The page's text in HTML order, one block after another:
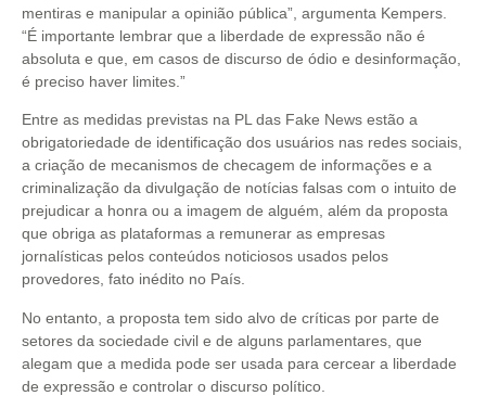
mentiras e manipular a opinião pública”, argumenta Kempers.
“É importante lembrar que a liberdade de expressão não é
absoluta e que, em casos de discurso de ódio e desinformação,
é preciso haver limites.”
Entre as medidas previstas na PL das Fake News estão a
obrigatoriedade de identificação dos usuários nas redes sociais,
a criação de mecanismos de checagem de informações e a
criminalização da divulgação de notícias falsas com o intuito de
prejudicar a honra ou a imagem de alguém, além da proposta
que obriga as plataformas a remunerar as empresas
jornalísticas pelos conteúdos noticiosos usados pelos
provedores, fato inédito no País.
No entanto, a proposta tem sido alvo de críticas por parte de
setores da sociedade civil e de alguns parlamentares, que
alegam que a medida pode ser usada para cercear a liberdade
de expressão e controlar o discurso político.